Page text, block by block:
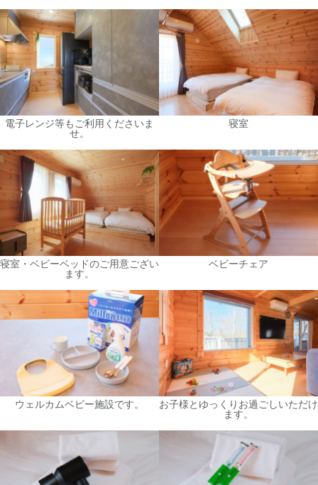
電子レンジ等もご利用くださいま
せ。
寝室
寝室・ベビーベッドのご用意ござい
ます。
ベビーチェア
ウェルカムベビー施設です。 お子様とゆっくりお過ごしいただけ
ます。